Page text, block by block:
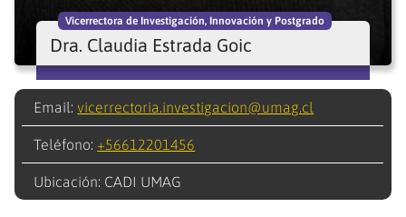
Vicerrectora de Investigación, Innovación y Postgrado
Dra. Claudia Estrada Goic
Email: vicerrectoria.investigacion@umag.cl
Teléfono: +56612201456
Ubicación: CADI UMAG